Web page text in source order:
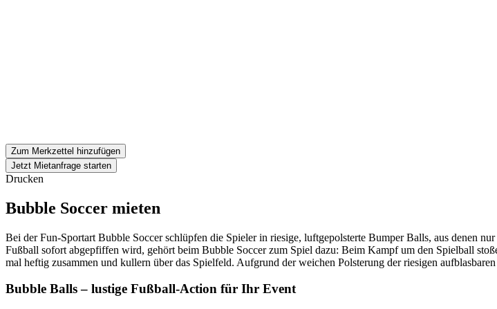
Zum Merkzettel hinzufügen
Jetzt Mietanfrage starten
Drucken
Bubble Soccer mieten
Bei der Fun-Sportart Bubble Soccer schlüpfen die Spieler in riesige, luftgepolsterte Bumper Balls, aus denen
Fußball sofort abgepfiffen wird, gehört beim Bubble Soccer zum Spiel dazu: Beim Kampf um den Spielball
mal heftig zusammen und kullern über das Spielfeld. Aufgrund der weichen Polsterung der riesigen
Bubble Balls – lustige Fußball-Action für Ihr Event